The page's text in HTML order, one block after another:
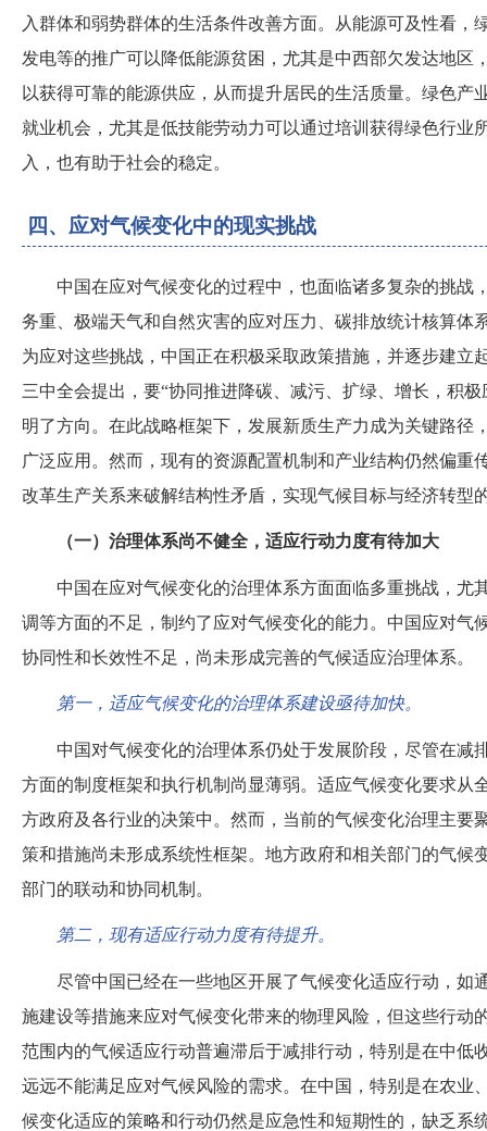
入群体和弱势群体的生活条件改善方面。从能源可及性看，
发电等的推广可以降低能源贫困，尤其是中西部欠发达地区
以获得可靠的能源供应，从而提升居民的生活质量。绿色产
就业机会，尤其是低技能劳动力可以通过培训获得绿色行业
入，也有助于社会的稳定。
四、应对气候变化中的现实挑战
中国在应对气候变化的过程中，也面临诸多复杂的挑战
务重、极端天气和自然灾害的应对压力、碳排放统计核算体
为应对这些挑战，中国正在积极采取政策措施，并逐步建立
三中全会提出，要“协同推进降碳、减污、扩绿、增长，积
明了方向。在此战略框架下，发展新质生产力成为关键路径
广泛应用。然而，现有的资源配置机制和产业结构仍然偏重
改革生产关系来破解结构性矛盾，实现气候目标与经济转型
（一）治理体系尚不健全，适应行动力度有待加大
中国在应对气候变化的治理体系方面面临多重挑战，尤
调等方面的不足，制约了应对气候变化的能力。中国应对气
协同性和长效性不足，尚未形成完善的气候适应治理体系。
第一，适应气候变化的治理体系建设亟待加快。
中国对气候变化的治理体系仍处于发展阶段，尽管在减
方面的制度框架和执行机制尚显薄弱。适应气候变化要求从
方政府及各行业的决策中。然而，当前的气候变化治理主要
策和措施尚未形成系统性框架。地方政府和相关部门的气候
部门的联动和协同机制。
第二，现有适应行动力度有待提升。
尽管中国已经在一些地区开展了气候变化适应行动，如
施建设等措施来应对气候变化带来的物理风险，但这些行动
范围内的气候适应行动普遍滞后于减排行动，特别是在中低
远远不能满足应对气候风险的需求。在中国，特别是在农业
候变化适应的策略和行动仍然是应急性和短期性的，缺乏系